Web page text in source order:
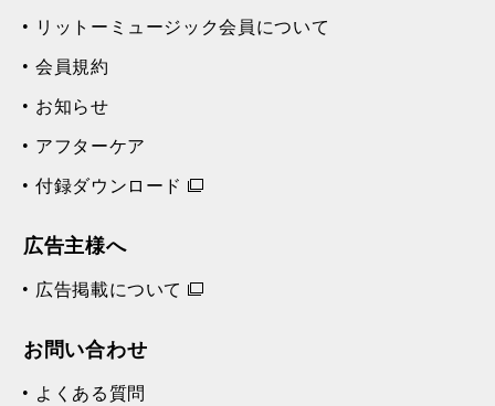
リットーミュージック会員について
会員規約
お知らせ
アフターケア
付録ダウンロード
広告主様へ
広告掲載について
お問い合わせ
よくある質問